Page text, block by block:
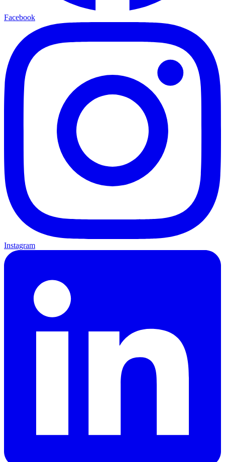
Facebook
Instagram